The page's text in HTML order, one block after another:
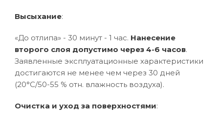
Высыхание:
«До отлипа» - 30 минут - 1 час. Нанесение
второго слоя допустимо через 4-6 часов.
Заявленные эксплуатационные характеристики
достигаются не менее чем через 30 дней
(20°C/50-55 % отн. влажность воздуха).
Очистка и уход за поверхностями: